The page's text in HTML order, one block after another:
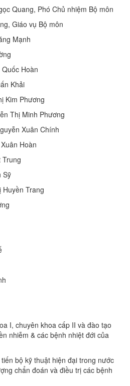
Phó Chủ nhiệm Bộ môn
Giáo vụ Bộ môn
Mạnh
Hoàn
Khải
Phương
Thị Minh Phương
Xuân Chính
Hoàn
Trang
I, chuyên khoa cấp II và đào tạo
nhiễm & các bệnh nhiệt đới của
bộ kỹ thuật hiện đại trong nước
chẩn đoán và điều trị các bệnh